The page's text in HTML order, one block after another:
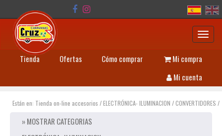
Tienda Ofertas Cómo comprar
Mi compra
Mi cuenta
Están en: Tienda on-line accesorios /ELECTRÓNICA- ILUMINACION /CONVERTIDORES /
» MOSTRAR CATEGORIAS